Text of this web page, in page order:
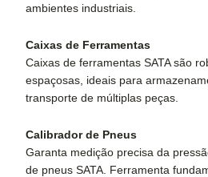
ambientes industriais.
Caixas de Ferramentas
Caixas de ferramentas SATA são
espaçosas, ideais para
transporte de múltiplas peças.
Calibrador de Pneus
Garanta medição precisa da
de pneus SATA. Ferramenta